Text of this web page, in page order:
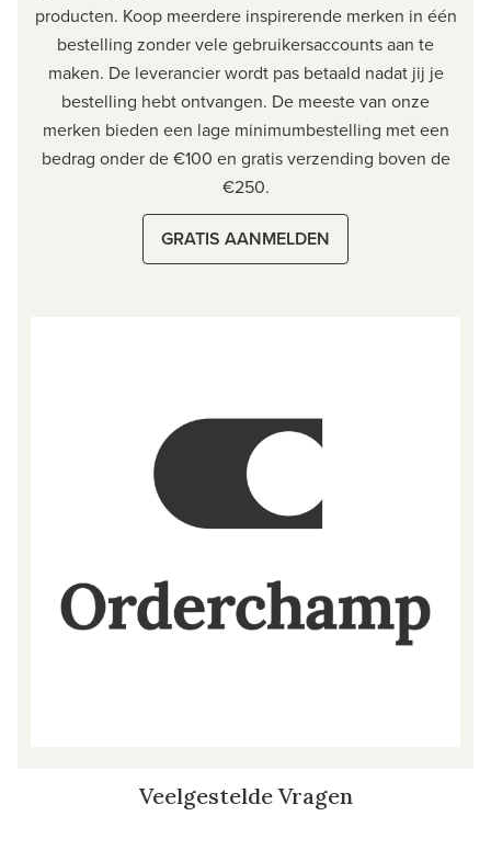
producten. Koop meerdere inspirerende merken in één
bestelling zonder vele gebruikersaccounts aan te
maken. De leverancier wordt pas betaald nadat jij je
bestelling hebt ontvangen. De meeste van onze
merken bieden een lage minimumbestelling met een
bedrag onder de €100 en gratis verzending boven de
€250.
GRATIS AANMELDEN
Veelgestelde Vragen